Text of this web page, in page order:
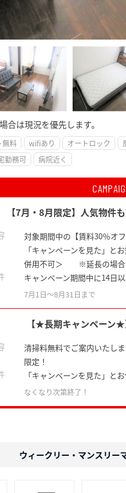
は現況を優先します。
無料 wifiあり オートロック
勤務可 病院近く
【7月・8月限定】人気物件
対象期間中の【賃料30％オ
「キャンペーンを見た」と
併用不可＞ ※延長の場合
キャンペーン期間中に14日
7月1日〜8月31日まで
【★長期キャンペーン★
清掃料無料でご案内いたし
限定！
「キャンペーンを見た」と
なくなり次第終了！
ウィークリー・マンスリー